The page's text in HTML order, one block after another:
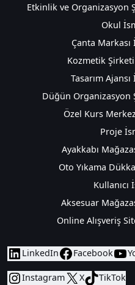
Etkinlik ve Organizasyon
Okul
Çanta Markası
Kozmetik
Tasarım
Düğün Organizasyon
Özel Kurs
Proje
Ayakkabı
Oto Yıkama
Kullanıcı
Aksesuar
Online Alışveriş
LinkedIn Facebook
Instagram X TikTok